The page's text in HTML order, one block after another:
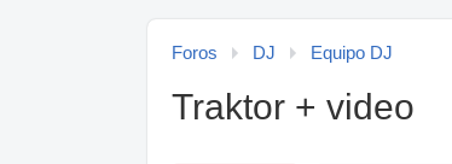
Foros DJ Equipo DJ
Traktor + video